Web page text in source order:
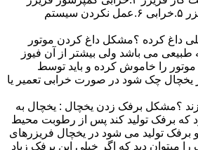
۴.لاستیک درب فریزر ۵.خرابی ۶.عمل نکردن سیستم
داغ کرده ؟مشکل داغ کردن موتور
تا ۷۰ درجه طبیعی می باشد ولی بیشتر از آن فیوز
را خاموش کرده و باید توسط
یخچال چک شود در صورت خرابی تعمیر یا
؟مشکل برفک زدن یخچال : یخچال به
که برفک تولید کند پس از رطوبت محیط
برفک تولید می شود در یخچال فریزرهای
میتوان دید که اگر خیلی این برفک زیاد